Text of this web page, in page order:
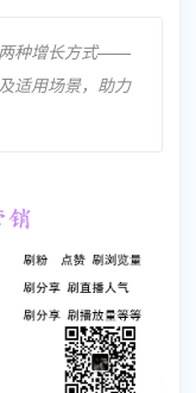
两种增长方式——
适用场景，助力